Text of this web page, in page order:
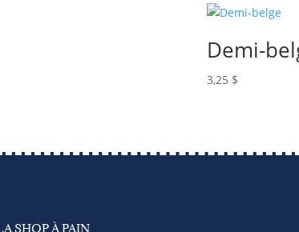
Demi-
3,25 $
SHOP À PAIN